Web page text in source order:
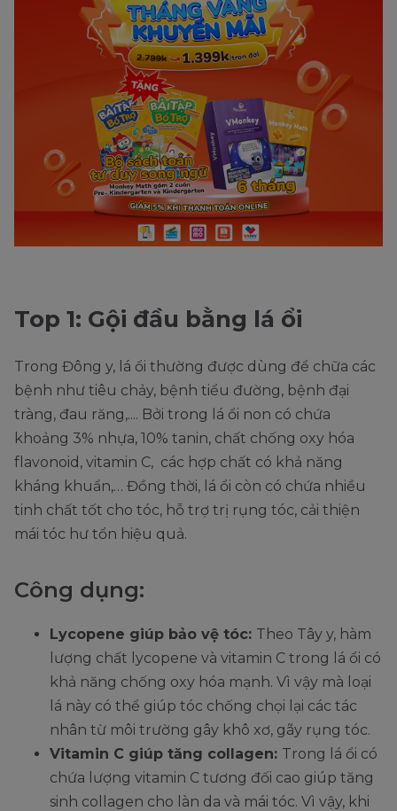
Top 1: Gội đầu bằng lá ổi
Trong Đông y, lá ổi thường được dùng để chữa các
bệnh như tiêu chảy, bệnh tiểu đường, bệnh đại
tràng, đau răng,.... Bởi trong lá ổi non có chứa
khoảng 3% nhựa, 10% tanin, chất chống oxy hóa
flavonoid, vitamin C, các hợp chất có khả năng
kháng khuẩn,… Đồng thời, lá ổi còn có chứa nhiều
tinh chất tốt cho tóc, hỗ trợ trị rụng tóc, cải thiện
mái tóc hư tổn hiệu quả.
Công dụng:
Lycopene giúp bảo vệ tóc: Theo Tây y, hàm
lượng chất lycopene và vitamin C trong lá ổi có
khả năng chống oxy hóa mạnh. Vì vậy mà loại
lá này có thể giúp tóc chống chọi lại các tác
nhân từ môi trường gây khô xơ, gãy rụng tóc.
Vitamin C giúp tăng collagen: Trong lá ổi có
chứa lượng vitamin C tương đối cao giúp tăng
sinh collagen cho làn da và mái tóc. Vì vậy, khi